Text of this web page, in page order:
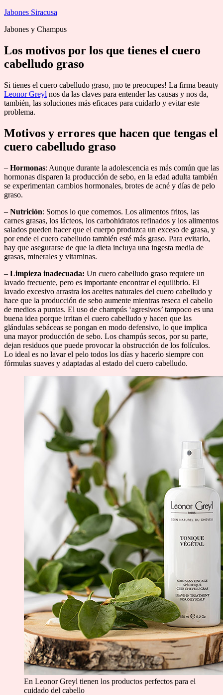
Saltar
contenido
Jabones Siracusa
Jabones y Champus
Los motivos por los que tienes el cuero
cabelludo graso
Si tienes el cuero cabelludo graso, ¡no te preocupes! La firma beauty
Leonor Greyl nos da las claves para entender las causas y nos da,
también, las soluciones más eficaces para cuidarlo y evitar este
problema.
Motivos y errores que hacen que tengas el
cuero cabelludo graso
– Hormonas: Aunque durante la adolescencia es más común que las
hormonas disparen la producción de sebo, en la edad adulta también
se experimentan cambios hormonales, brotes de acné y días de pelo
graso.
– Nutrición: Somos lo que comemos. Los alimentos fritos, las
carnes grasas, los lácteos, los carbohidratos refinados y los alimentos
salados pueden hacer que el cuerpo produzca un exceso de grasa, y
por ende el cuero cabelludo también esté más graso. Para evitarlo,
hay que asegurarse de que la dieta incluya una ingesta media de
grasas, minerales y vitaminas.
– Limpieza inadecuada: Un cuero cabelludo graso requiere un
lavado frecuente, pero es importante encontrar el equilibrio. El
lavado excesivo arrastra los aceites naturales del cuero cabelludo y
hace que la producción de sebo aumente mientras reseca el cabello
de medios a puntas. El uso de champús ‘agresivos’ tampoco es una
buena idea porque irritan el cuero cabelludo y hacen que las
glándulas sebáceas se pongan en modo defensivo, lo que implica
una mayor producción de sebo. Los champús secos, por su parte,
dejan residuos que puede provocar la obstrucción de los folículos.
Lo ideal es no lavar el pelo todos los días y hacerlo siempre con
fórmulas suaves y adaptadas al estado del cuero cabelludo.
En Leonor Greyl tienen los productos perfectos para el
cuidado del cabello